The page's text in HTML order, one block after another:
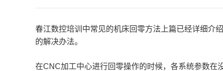
春江数控培训中常见的机床回零方法上篇已经详细介
的解决办法。
在CNC加工中心进行回零操作的时候，各系统参数在